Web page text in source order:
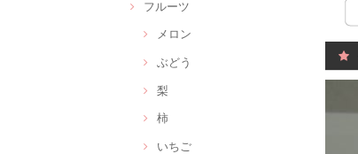
フルーツ
メロン
ぶどう
梨
柿
いちご